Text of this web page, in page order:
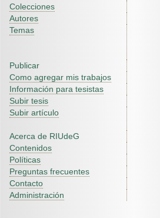
Colecciones
Autores
Temas
Publicar
Como agregar mis trabajos
Información para tesistas
Subir tesis
Subir artículo
Acerca de RIUdeG
Contenidos
Políticas
Preguntas frecuentes
Contacto
Administración